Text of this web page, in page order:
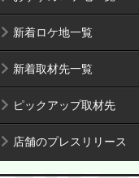
新着ロケ地一覧
新着取材先一覧
ピックアップ取材先
店舗のプレスリリース